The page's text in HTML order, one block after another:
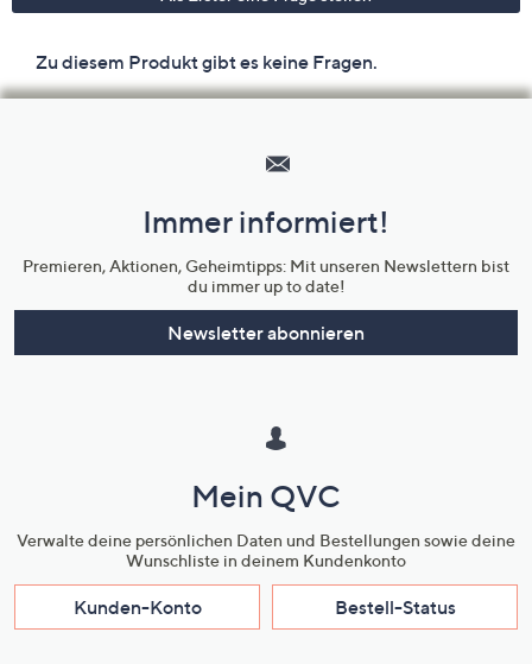
Unternehmensinformationen
Immer informiert!
Premieren, Aktionen, Geheimtipps: Mit unseren Newslettern bist
du immer up to date!
Newsletter abonnieren
Mein QVC
Verwalte deine persönlichen Daten und Bestellungen sowie deine
Wunschliste in deinem Kundenkonto
Kunden-Konto Bestell-Status